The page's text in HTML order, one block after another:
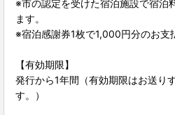
※市の認定を受けた宿泊施設で宿泊
ます。
※宿泊感謝券1枚で1,000円分のお支
【有効期限】
発行から1年間（有効期限はお送り
す。）